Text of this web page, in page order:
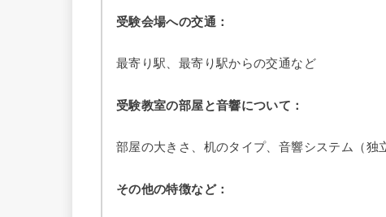
受験会場への交通：
最寄り駅、最寄り駅からの交通など
受験教室の部屋と音響について：
部屋の大きさ、机のタイプ、音響システム（独
その他の特徴など：